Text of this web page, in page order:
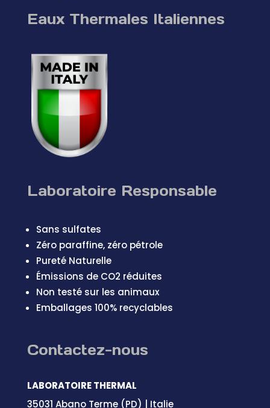
Eaux Thermales Italiennes
Laboratoire Responsable
Sans sulfates
Zéro paraffine, zéro pétrole
Pureté Naturelle
Émissions de CO2 réduites
Non testé sur les animaux
Emballages 100% recyclables
Contactez-nous
LABORATOIRE THERMAL
35031 Abano Terme (PD) | Italie